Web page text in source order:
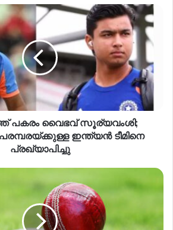
പകരം വൈഭവ് സൂര്യവംശി;
ഇന്ത്യൻ ടീമിനെ
പ്രഖ്യാപിച്ചു